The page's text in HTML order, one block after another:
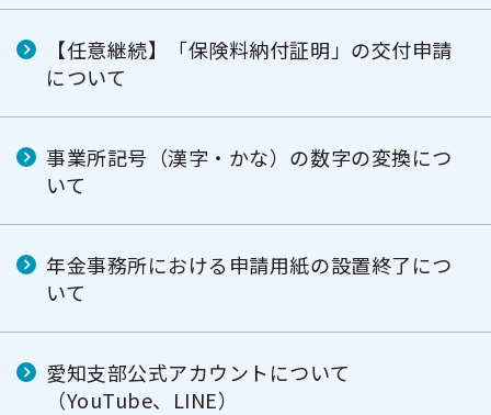
【任意継続】「保険料納付証明」の交付申請
について
事業所記号（漢字・かな）の数字の変換につ
いて
年金事務所における申請用紙の設置終了につ
いて
愛知支部公式アカウントについて
（YouTube、LINE）